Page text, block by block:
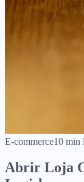
E-commerce10 min
Abrir Loja